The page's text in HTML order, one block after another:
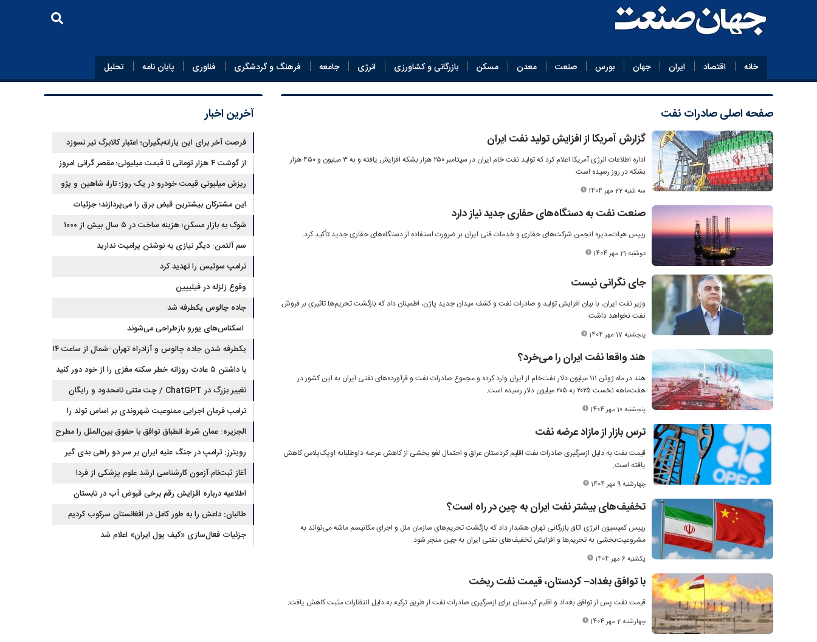
خانه اقتصاد ایران جهان بورس صنعت معدن مسکن بازرگانی و کشاورزی انرژی جامعه فرهنگ و گردشگری فناوری پایان‌ نامه تحلیل
صفحه اصلیصادرات نفت
گزارش آمریکا از افزایش تولید نفت ایران
اداره اطلاعات انرژی آمریکا اعلام کرد که تولید نفت خام ایران در سپتامبر ۲۵۰ هزار بشکه افزایش یافته و به ۳ میلیون و ۴۵۰ هزار
بشکه در روز رسیده است.
سه شنبه 22 مهر 1404
صنعت نفت به دستگاه‌های حفاری جدید نیاز دارد
رییس هیات‌مدیره انجمن شرکت‌های حفاری و خدمات فنی ایران بر ضرورت استفاده از دستگاه‌های حفاری جدید تأکید کرد.
دوشنبه 21 مهر 1404
جای نگرانی نیست
وزیر نفت ایران، با بیان افزایش تولید و صادرات نفت و کشف میدان جدید پاژن، اطمینان داد که بازگشت تحریم‌ها تاثیری بر فروش
نفت نخواهد داشت.
پنجشنبه 17 مهر 1404
هند واقعا نفت ایران را می‌خرد؟
هند در ماه ژوئن ۱۱۱ میلیون دلار نفت‌خام از ایران وارد کرده و مجموع صادرات نفت و فرآورده‌های نفتی ایران به این کشور در
هفت‌ماهه نخست ۲۰۲۵ به ۲۰۵ میلیون دلار رسیده است.
پنجشنبه 10 مهر 1404
ترس بازار از مازاد عرضه نفت
قیمت نفت به دلیل ازسرگیری صادرات نفت اقلیم کردستان عراق و احتمال لغو بخشی از کاهش عرضه داوطلبانه اوپک‌پلاس کاهش
یافته است.
چهارشنبه 9 مهر 1404
تخفیف‌های بیشتر نفت ایران به چین در راه است؟
رییس کمیسیون انرژی اتاق بازرگانی تهران هشدار داد که بازگشت تحریم‌های سازمان ملل و اجرای مکانیسم ماشه می‌تواند به
مشروعیت‌بخشی به تحریم‌ها و افزایش تخفیف‌های نفتی ایران به چین منجر شود.
یکشنبه 6 مهر 1404
با توافق بغداد– کردستان، قیمت نفت ریخت
قیمت نفت پس از توافق بغداد و اقلیم کردستان برای ازسرگیری صادرات نفت از طریق ترکیه به دلیل انتظارات مثبت کاهش یافت.
چهارشنبه 2 مهر 1404
آخرین اخبار
فرصت آخر برای این یارانه‌بگیران؛ اعتبار کالابرگ تیر نسوزد
از گوشت ۴ هزار تومانی تا قیمت میلیونی؛ مقصر گرانی امروز
کیست؟
ریزش میلیونی قیمت خودرو در یک روز؛ تارا، شاهین و پژو
۲۰۷ غافلگیر کردند
این مشترکان بیشترین قبض برق را می‌پردازند؛ جزئیات
پله‌های جدید مصرف
شوک به بازار مسکن؛ هزینه ساخت در ۵ سال بیش از ۱۰۰۰
درصد جهش کرد
سم آلتمن: دیگر نیازی به نوشتن پرامپت ندارید
ترامپ سوئیس را تهدید کرد
وقوع زلزله در فیلیپین
جاده چالوس یکطرفه شد
اسکناس‌های یورو بازطراحی می‌شوند
یکطرفه شدن جاده چالوس و آزادراه تهران–شمال از ساعت ۱۴
با داشتن ۵ عادت روزانه خطر سکته مغزی را از خود دور کنید
تغییر بزرگ در ChatGPT / چت متنی نامحدود و رایگان
ترامپ فرمان اجرایی ممنوعیت شهروندی بر اساس تولد را
امضا کرد
الجزیره: عمان شرط انطباق توافق با حقوق بین‌الملل را مطرح
کرد و ایران پذیرفت
رویترز: ترامپ در جنگ علیه ایران بر سر دو راهی بدی گیر
افتاده است
آغاز ثبت‌نام‌ آزمون کارشناسی ارشد علوم پزشکی از فردا
اطلاعیه درباره افزایش رقم برخی قبوض آب در تابستان
طالبان: داعش را به طور کامل در افغانستان سرکوب کردیم
جزئیات فعال‌سازی «کیف پول ایران» اعلام شد